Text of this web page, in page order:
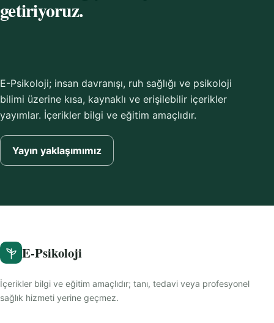
getiriyoruz.
E-Psikoloji; insan davranışı, ruh sağlığı ve psikoloji
bilimi üzerine kısa, kaynaklı ve erişilebilir içerikler
yayımlar. İçerikler bilgi ve eğitim amaçlıdır.
Yayın yaklaşımımız
E-Psikoloji
İçerikler bilgi ve eğitim amaçlıdır; tanı, tedavi veya profesyonel
sağlık hizmeti yerine geçmez.